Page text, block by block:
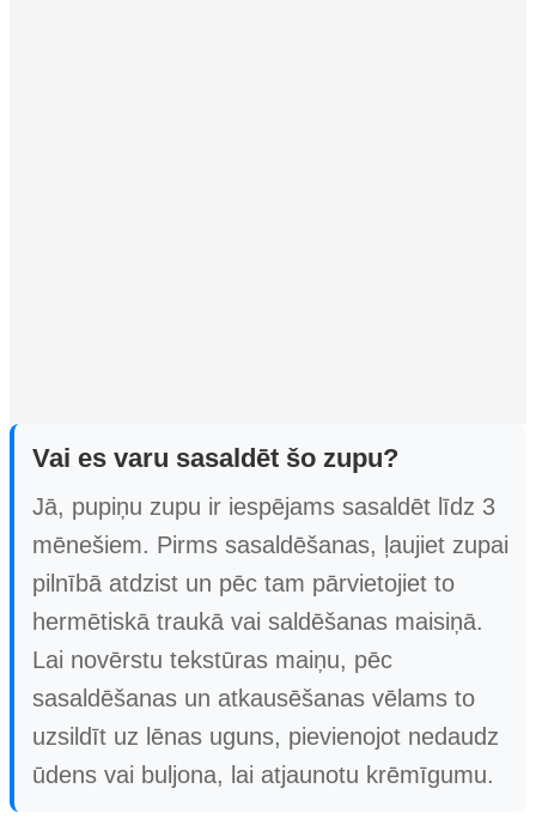
Vai es varu sasaldēt šo zupu?
Jā, pupiņu zupu ir iespējams sasaldēt līdz 3
mēnešiem. Pirms sasaldēšanas, ļaujiet zupai
pilnībā atdzist un pēc tam pārvietojiet to
hermētiskā traukā vai saldēšanas maisiņā.
Lai novērstu tekstūras maiņu, pēc
sasaldēšanas un atkausēšanas vēlams to
uzsildīt uz lēnas uguns, pievienojot nedaudz
ūdens vai buljona, lai atjaunotu krēmīgumu.